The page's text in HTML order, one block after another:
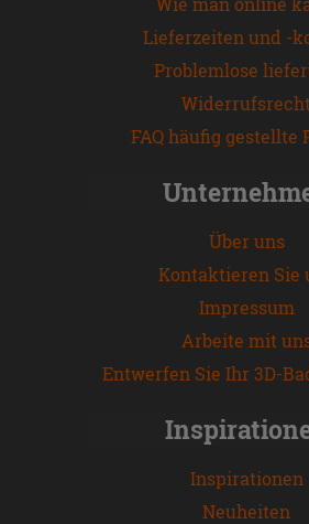
Lieferzeiten und -
Problemlose
Widerrufsrecht
FAQ häufig gestellte
Über uns
Kontaktieren Sie
Impressum
Arbeite mit
Entwerfen Sie Ihr 3D-
Inspirationen
Neuheiten